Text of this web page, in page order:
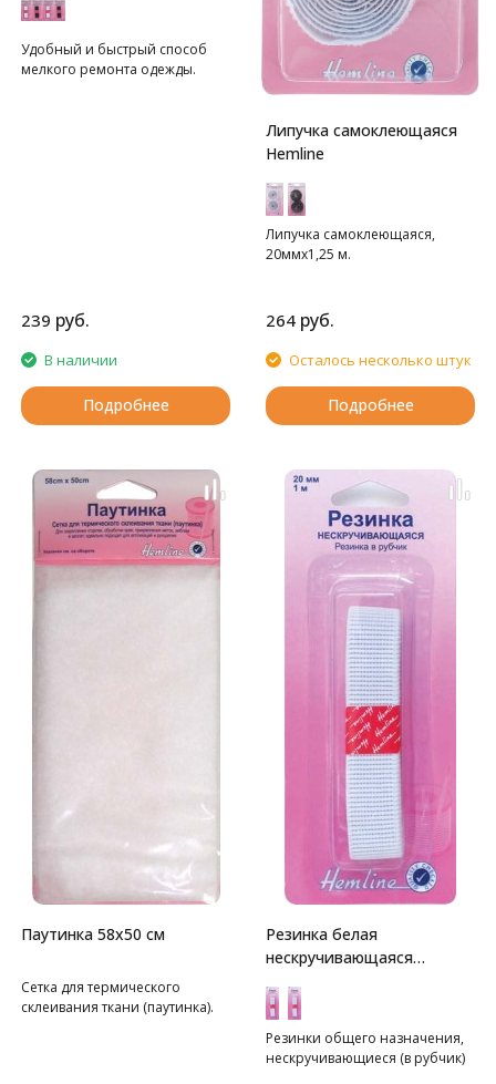
Удобный и быстрый способ
мелкого ремонта одежды.
239 руб.
В наличии
Подробнее
Липучка самоклеющаяся
Hemline
Липучка самоклеющаяся,
20ммх1,25 м.
264 руб.
Осталось несколько штук
Подробнее
Паутинка 58х50 см
Сетка для термического
склеивания ткани (паутинка).
Резинка белая
нескручивающаяся
Резинки общего назначения,
нескручивающиеся (в рубчик)